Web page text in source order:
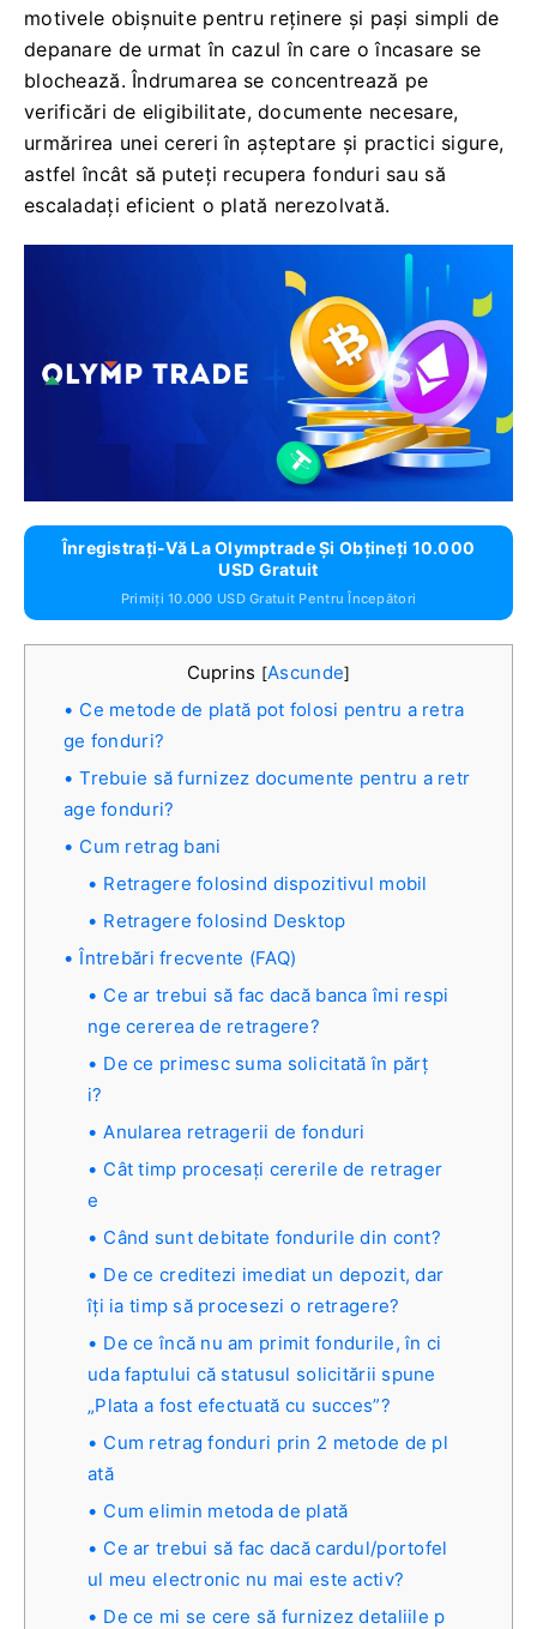
motivele obișnuite pentru reținere și pași simpli de
depanare de urmat în cazul în care o încasare se
blochează. Îndrumarea se concentrează pe
verificări de eligibilitate, documente necesare,
urmărirea unei cereri în așteptare și practici sigure,
astfel încât să puteți recupera fonduri sau să
escaladați eficient o plată nerezolvată.
Înregistrați-Vă La Olymptrade Și Obțineți 10.000
USD Gratuit
Primiți 10.000 USD Gratuit Pentru Începători
Cuprins [Ascunde]
Ce metode de plată pot folosi pentru a retra
ge fonduri?
Trebuie să furnizez documente pentru a retr
age fonduri?
Cum retrag bani
Retragere folosind dispozitivul mobil
Retragere folosind Desktop
Întrebări frecvente (FAQ)
Ce ar trebui să fac dacă banca îmi respi
nge cererea de retragere?
De ce primesc suma solicitată în părț
i?
Anularea retragerii de fonduri
Cât timp procesați cererile de retrager
e
Când sunt debitate fondurile din cont?
De ce creditezi imediat un depozit, dar
îți ia timp să procesezi o retragere?
De ce încă nu am primit fondurile, în ci
uda faptului că statusul solicitării spune
„Plata a fost efectuată cu succes”?
Cum retrag fonduri prin 2 metode de pl
ată
Cum elimin metoda de plată
Ce ar trebui să fac dacă cardul/portofel
ul meu electronic nu mai este activ?
De ce mi se cere să furnizez detaliile p